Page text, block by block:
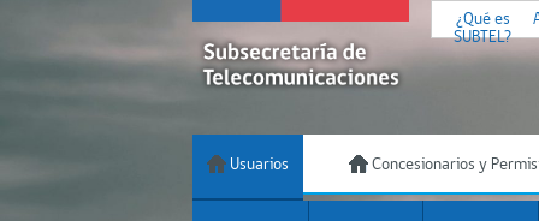
¿Qué es
SUBTEL?
Usuarios Concesionarios y